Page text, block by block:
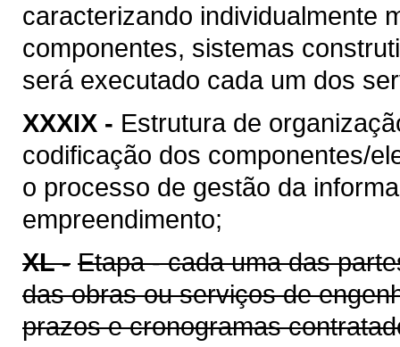
caracterizando individualmente
componentes, sistemas
será executado cada um dos
XXXIX - Estrutura de
codificação dos componentes/
o processo de gestão da
empreendimento;
XL - Etapa - cada uma das
das obras ou serviços de
prazos e cronogramas